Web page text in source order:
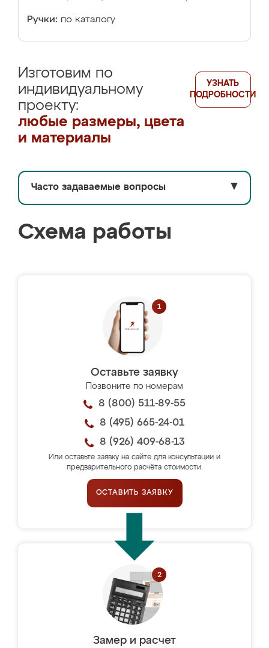
Ручки: по каталогу
Изготовим по
индивидуальному
проекту:
любые размеры, цвета
и материалы
УЗНАТЬ
ПОДРОБНОСТИ
Часто задаваемые вопросы ▼
Схема работы
Оставьте заявку
Позвоните по номерам
8 (800) 511-89-55
8 (495) 665-24-01
8 (926) 409-68-13
Или оставьте заявку на сайте для консультации и
предварительного расчёта стоимости.
ОСТАВИТЬ ЗАЯВКУ
Замер и расчет